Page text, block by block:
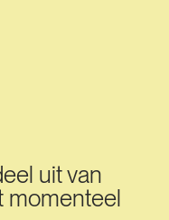
uit van
momenteel